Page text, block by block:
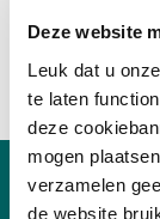
Deze website
Leuk dat u
te laten
deze
mogen
verzamelen
de website